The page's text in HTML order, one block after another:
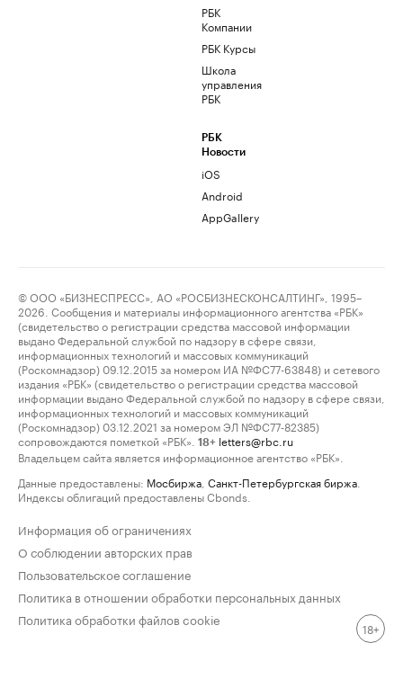
РБК
Компании
РБК Курсы
Школа
управления
РБК
РБК
Новости
iOS
Android
AppGallery
© ООО «БИЗНЕСПРЕСС», АО «РОСБИЗНЕСКОНСАЛТИНГ», 1995–
2026. Сообщения и материалы информационного агентства «РБК»
(свидетельство о регистрации средства массовой информации
выдано Федеральной службой по надзору в сфере связи,
информационных технологий и массовых коммуникаций
(Роскомнадзор) 09.12.2015 за номером ИА №ФС77-63848) и сетевого
издания «РБК» (свидетельство о регистрации средства массовой
информации выдано Федеральной службой по надзору в сфере связи,
информационных технологий и массовых коммуникаций
(Роскомнадзор) 03.12.2021 за номером ЭЛ №ФС77-82385)
сопровождаются пометкой «РБК».
18+ letters@rbc.ru
Владельцем сайта является информационное агентство «РБК».
Данные предоставлены: Мосбиржа Санкт-Петербургская биржа
Индексы облигаций предоставлены Cbonds.
Информация об ограничениях
О соблюдении авторских прав
Пользовательское соглашение
Политика в отношении обработки персональных данных
Политика обработки файлов cookie
18+